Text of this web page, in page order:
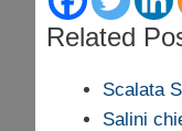
Related
Scalata
Salini